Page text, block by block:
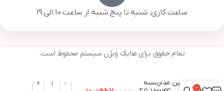
ساعت کاری: شنبه تا پنج شنبه از ساعت 10 الی 19
تمام حقوق برای هایک ویژن سیستم محفوظ است.
دوربین مداربسته
0